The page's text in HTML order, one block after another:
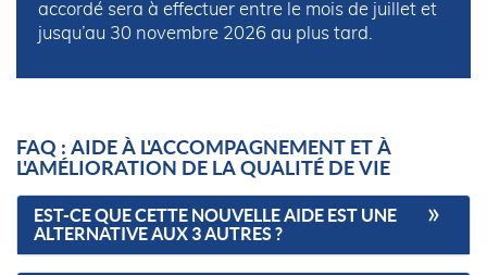
accordé sera à effectuer entre le mois de juillet et
jusqu’au 30 novembre 2026 au plus tard.
FAQ : AIDE À L'ACCOMPAGNEMENT ET À
L'AMÉLIORATION DE LA QUALITÉ DE VIE
EST-CE QUE CETTE NOUVELLE AIDE EST UNE
ALTERNATIVE AUX 3 AUTRES ?